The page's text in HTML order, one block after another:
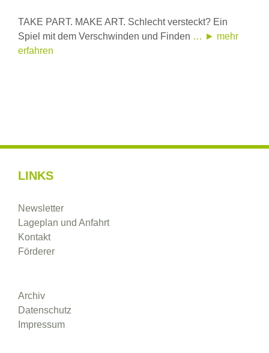
TAKE PART. MAKE ART. Schlecht versteckt? Ein
Spiel mit dem Verschwinden und Finden … ► mehr
erfahren
LINKS
Newsletter
Lageplan und Anfahrt
Kontakt
Förderer
Archiv
Datenschutz
Impressum